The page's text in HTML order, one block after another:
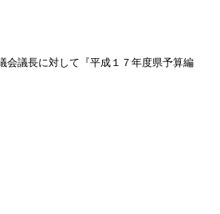
会議長に対して『平成１７年度県予算編